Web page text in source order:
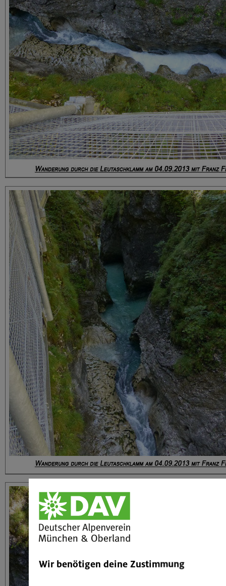
Wir benötigen deine Zustimmung